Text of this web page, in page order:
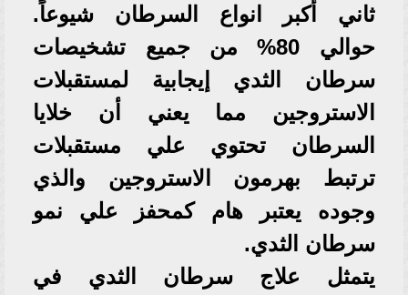
ثاني أكبر انواع السرطان شيوعاً.
حوالي 80% من جميع تشخيصات
سرطان الثدي إيجابية لمستقبلات
الاستروجين مما يعني أن خلايا
السرطان تحتوي علي مستقبلات
ترتبط بهرمون الاستروجين والذي
وجوده يعتبر هام كمحفز علي نمو
سرطان الثدي.
يتمثل علاج سرطان الثدي في